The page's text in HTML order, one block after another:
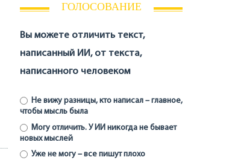
ГОЛОСОВАНИЕ
Вы можете отличить текст,
написанный ИИ, от текста,
написанного человеком
Не вижу разницы, кто написал – главное,
чтобы мысль была
Могу отличить. У ИИ никогда не бывает
новых мыслей
Уже не могу – все пишут плохо